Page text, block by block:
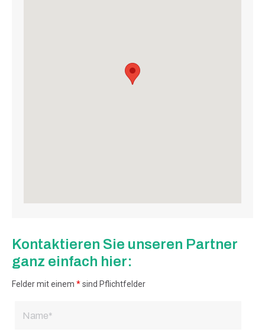
Kontaktieren Sie unseren Partner
ganz einfach hier:
Felder mit einem *sind Pflichtfelder